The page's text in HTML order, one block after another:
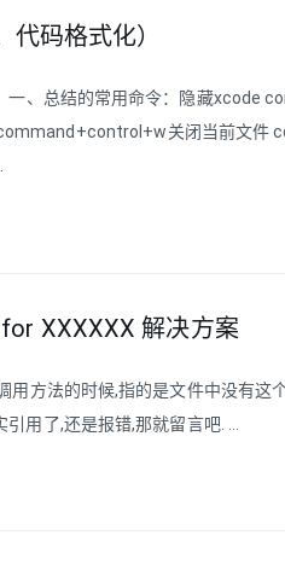
码格式化）
一、总结的常用命令：隐藏xcode
关闭当前文
XXXXXX 解决方案
用方法的时候,指的是文件中没有
用了,还是报错,那就留言吧. ...